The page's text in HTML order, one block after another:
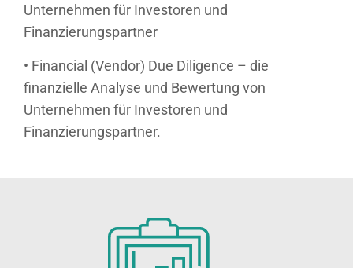
Unternehmen für Investoren und
Finanzierungspartner
• Financial (Vendor) Due Diligence – die
finanzielle Analyse und Bewertung von
Unternehmen für Investoren und
Finanzierungspartner.